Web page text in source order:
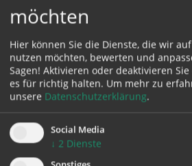
Nach dem wichtigsten Grundsatz
Weltwirtschaft erleben wir
Widerspruch mit verheerenden
des Menschen, Unterwerfung des
Produktionsprozess,
um jeden Preis, Globalisierung
Solidarität. Für die KAB ist die
möchten
Hier können Sie die Dienste, die wir
nutzen möchten, bewerten und
Sagen! Aktivieren oder deaktivieren
es für richtig halten. Um mehr zu
unsere Datenschutzerklärung.
Social Media
↓ 2 Dienste